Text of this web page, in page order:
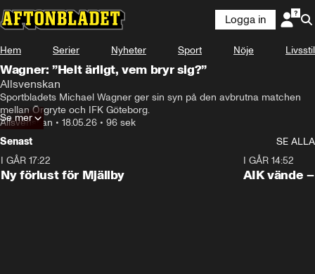
Logga in
Hem Serier Nyheter Sport Nöje Livsstil
Wagner: ”Helt ärligt, vem bryr sig?”
Allsvenskan
Sportbladets Michael Wagner ger sin syn på den avbrutna matchen
mellan Örgryte och IFK Göteborg.
Allsvenskan • 18.05.26 • 96 sek
Se mer
Senast
SE ALLA
I GÅR 17:22
Ny förlust för Mjällby
I GÅR 14:52
AIK vände